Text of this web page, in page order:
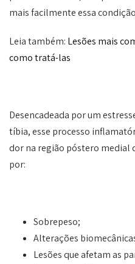
mais facilmente essa
Leia também: Lesões mais
como tratá-las
Desencadeada por um
tíbia, esse processo
dor na região póstero medial
por:
Sobrepeso;
Alterações
Lesões que afetam as